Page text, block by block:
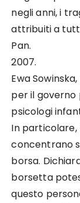
negli anni, i
attribuiti a
Pan.
2007.
Ewa
per il governo
psicologi
In particolare,
concentrano
borsa.
borsetta
questo